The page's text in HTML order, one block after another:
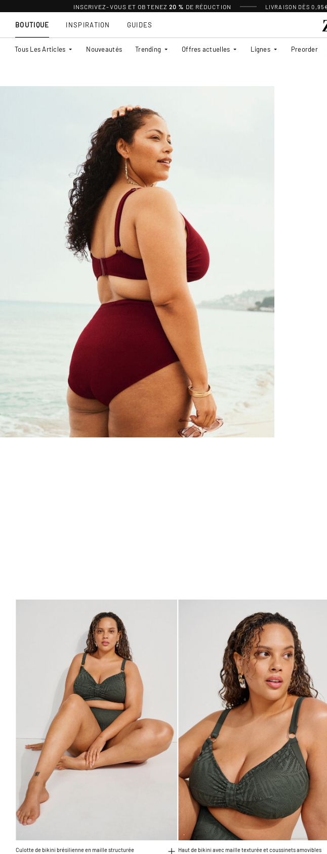
INSCRIVEZ-VOUS ET OBTENEZ 20 % DE RÉDUCTION LIVRAISON DÈS
BOUTIQUE
Tous Les Articles Nouveautés Trending Offres actuelles Lignes Preorder
INSPIRATION GUIDES
Culotte de bikini brésilienne en maille structurée Haut de bikini avec maille texturée et coussinets amovibles